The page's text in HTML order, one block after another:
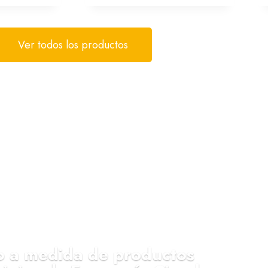
Ver todos los productos
a medida de productos